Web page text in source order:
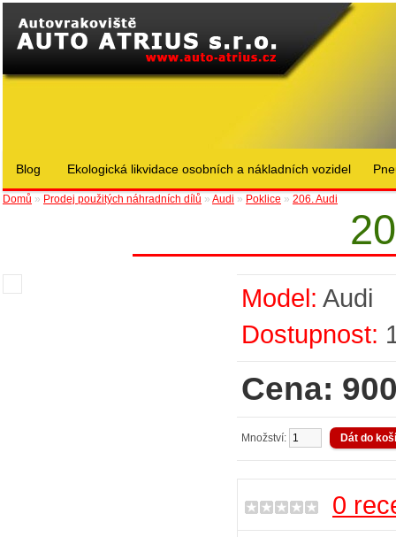
Blog Ekologická likvidace osobních a nákladních vozidel
Domů » Prodej použitých náhradních dílů » Audi » Poklice » 206. Audi
Model: Audi
Dostupnost:
Cena:
Množství:
0